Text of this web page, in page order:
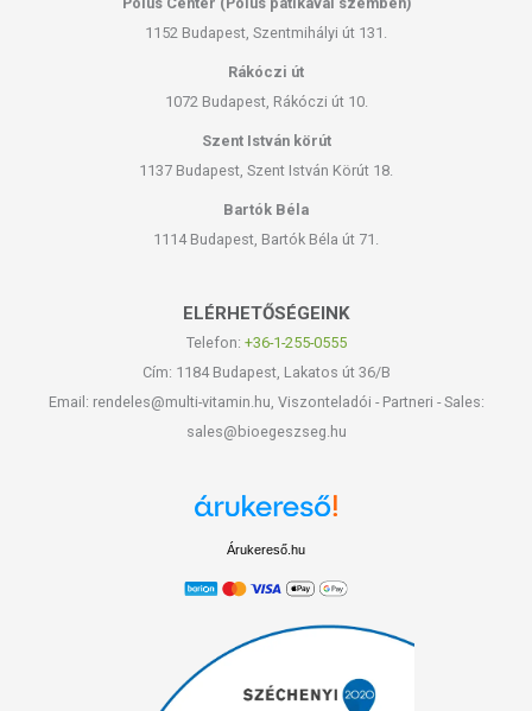
1152 Budapest, Szentmihályi út 131.
Rákóczi út
1072 Budapest, Rákóczi út 10.
Szent István körút
1137 Budapest, Szent István Körút 18.
Bartók Béla
1114 Budapest, Bartók Béla út 71.
ELÉRHETŐSÉGEINK
Telefon: +36-1-255-0555
Cím: 1184 Budapest, Lakatos út 36/B
Email: rendeles@multi-vitamin.hu, Viszonteladói - Partneri - Sales:
sales@bioegeszseg.hu
Árukereső.hu